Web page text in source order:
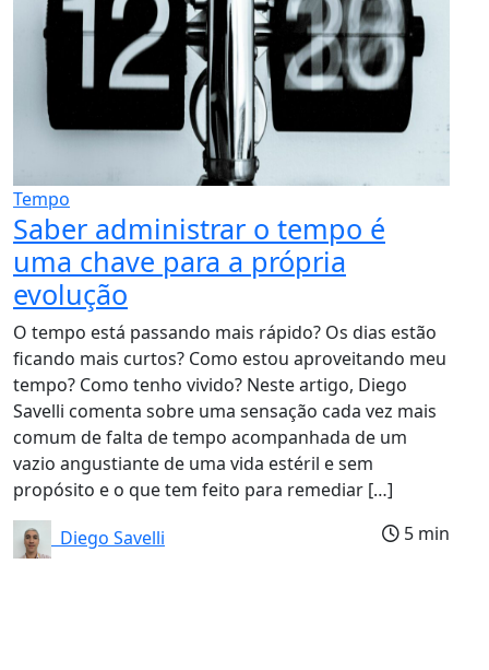
Tempo
Saber administrar o tempo é
uma chave para a própria
evolução
O tempo está passando mais rápido? Os dias estão
ficando mais curtos? Como estou aproveitando meu
tempo? Como tenho vivido? Neste artigo, Diego
Savelli comenta sobre uma sensação cada vez mais
comum de falta de tempo acompanhada de um
vazio angustiante de uma vida estéril e sem
propósito e o que tem feito para remediar […]
Diego Savelli
5 min